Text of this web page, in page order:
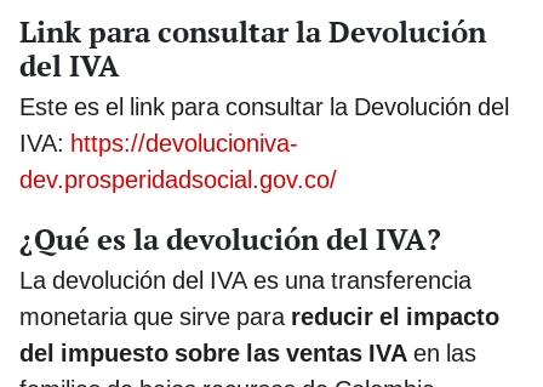
Link para consultar la Devolución
del IVA
Este es el link para consultar la Devolución del
IVA: https://devolucioniva-
dev.prosperidadsocial.gov.co/
¿Qué es la devolución del IVA?
La devolución del IVA es una transferencia
monetaria que sirve para reducir el impacto
del impuesto sobre las ventas IVA en las